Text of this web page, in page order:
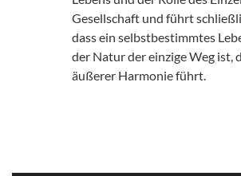
Gesellschaft und führt
dass ein selbstbestimmtes
der Natur der einzige Weg ist,
äußerer Harmonie führt.